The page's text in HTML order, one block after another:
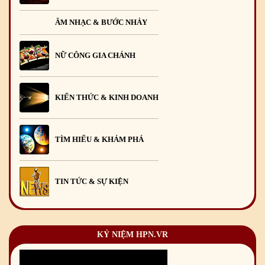
ÂM NHẠC & BƯỚC NHẢY
NỮ CÔNG GIA CHÁNH
KIẾN THỨC & KINH DOANH
TÌM HIỂU & KHÁM PHÁ
TIN TỨC & SỰ KIỆN
KỶ NIỆM HPN.VR